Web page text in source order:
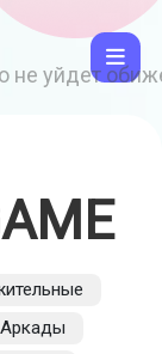
не уйдет
Аркады